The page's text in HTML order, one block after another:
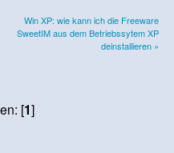
Win XP: wie kann ich die Freeware
SweetIM aus dem Betriebssytem XP
deinstallieren »
[1]